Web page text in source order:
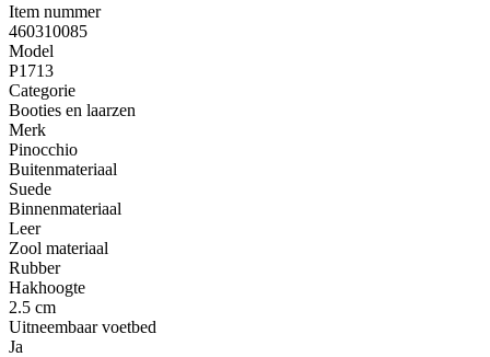
Item nummer
460310085
Model
P1713
Categorie
Booties en laarzen
Merk
Pinocchio
Buitenmateriaal
Suede
Binnenmateriaal
Leer
Zool materiaal
Rubber
Hakhoogte
2.5 cm
Uitneembaar voetbed
Ja